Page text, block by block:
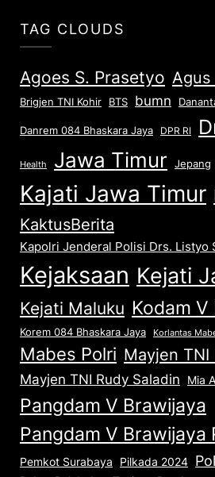
TAG CLOUDS
Agoes S. Prasetyo Agus
Brigjen TNI Kohir BTS bumn
Danrem 084 Bhaskara Jaya DPR RI
Health Jawa Timur Jepang
Kajati Jawa Timur
KaktusBerita
Kapolri Jenderal Polisi Drs. Listyo
Kejaksaan Kejati
Kejati Maluku Kodam
Korem 084 Bhaskara Jaya Korlantas
Mabes Polri Mayjen TNI
Mayjen TNI Rudy Saladin Mia
Pangdam V Brawijaya
Pangdam V Brawijaya
Pemkot Surabaya Pilkada 2024